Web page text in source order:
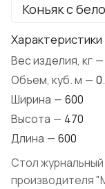
Коньяк с
Характеристики
Вес изделия, кг —
Объем, куб. м —
Ширина — 600
Высота — 470
Длина — 600
Стол
производителя